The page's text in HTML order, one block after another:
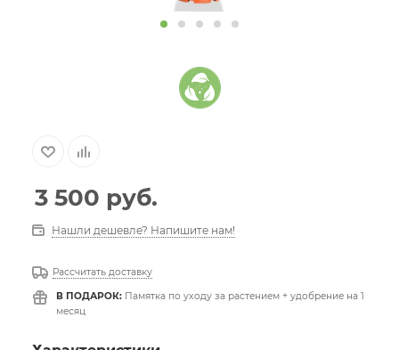
3 500 руб.
Нашли дешевле? Напишите нам!
Рассчитать доставку
В ПОДАРОК: Памятка по уходу за растением + удобрение на 1
месяц